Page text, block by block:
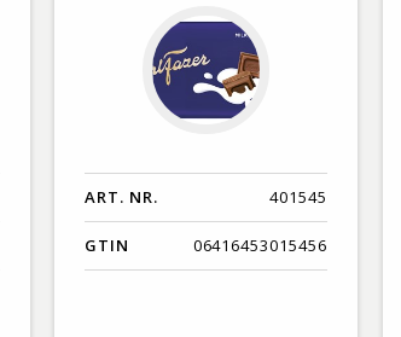
ART. NR. 401545
GTIN 06416453015456